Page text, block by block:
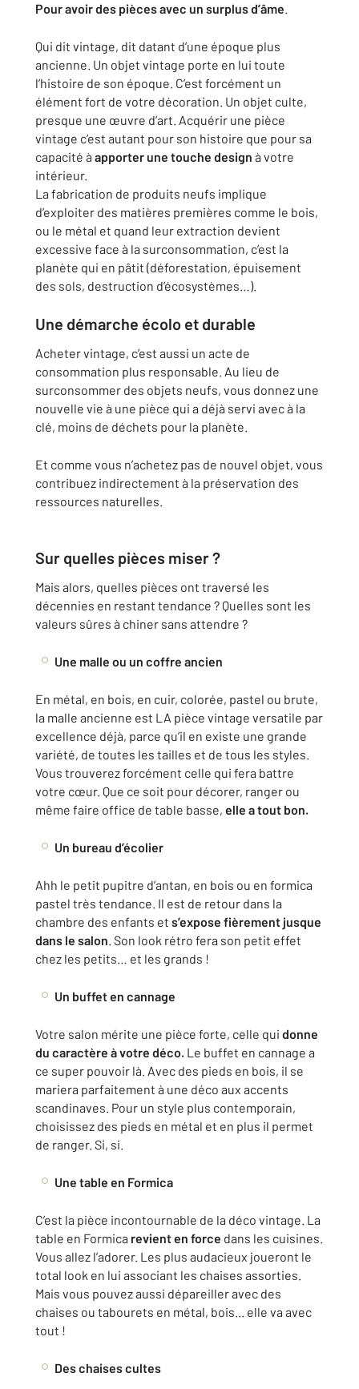
Pour avoir des pièces avec un surplus d’âme.
Qui dit vintage, dit datant d’une époque plus
ancienne. Un objet vintage porte en lui toute
l’histoire de son époque. C’est forcément un
élément fort de votre décoration. Un objet culte,
presque une œuvre d’art. Acquérir une pièce
vintage c’est autant pour son histoire que pour sa
capacité à apporter une touche design à votre
intérieur.
La fabrication de produits neufs implique
d’exploiter des matières premières comme le bois,
ou le métal et quand leur extraction devient
excessive face à la surconsommation, c’est la
planète qui en pâtit (déforestation, épuisement
des sols, destruction d’écosystèmes…).
Une démarche écolo et durable
Acheter vintage, c’est aussi un acte de
consommation plus responsable. Au lieu de
surconsommer des objets neufs, vous donnez une
nouvelle vie à une pièce qui a déjà servi avec à la
clé, moins de déchets pour la planète.
Et comme vous n’achetez pas de nouvel objet, vous
contribuez indirectement à la préservation des
ressources naturelles.
Sur quelles pièces miser ?
Mais alors, quelles pièces ont traversé les
décennies en restant tendance ? Quelles sont les
valeurs sûres à chiner sans attendre ?
Une malle ou un coffre ancien
En métal, en bois, en cuir, colorée, pastel ou brute,
la malle ancienne est LA pièce vintage versatile par
excellence déjà, parce qu’il en existe une grande
variété, de toutes les tailles et de tous les styles.
Vous trouverez forcément celle qui fera battre
votre cœur. Que ce soit pour décorer, ranger ou
même faire office de table basse, elle a tout bon.
Un bureau d’écolier
Ahh le petit pupitre d’antan, en bois ou en formica
pastel très tendance. Il est de retour dans la
chambre des enfants et s’expose fièrement jusque
dans le salon. Son look rétro fera son petit effet
chez les petits… et les grands !
Un buffet en cannage
Votre salon mérite une pièce forte, celle qui donne
du caractère à votre déco. Le buffet en cannage a
ce super pouvoir là. Avec des pieds en bois, il se
mariera parfaitement à une déco aux accents
scandinaves. Pour un style plus contemporain,
choisissez des pieds en métal et en plus il permet
de ranger. Si, si.
Une table en Formica
C’est la pièce incontournable de la déco vintage. La
table en Formica revient en force dans les cuisines.
Vous allez l’adorer. Les plus audacieux joueront le
total look en lui associant les chaises assorties.
Mais vous pouvez aussi dépareiller avec des
chaises ou tabourets en métal, bois... elle va avec
tout !
Des chaises cultes